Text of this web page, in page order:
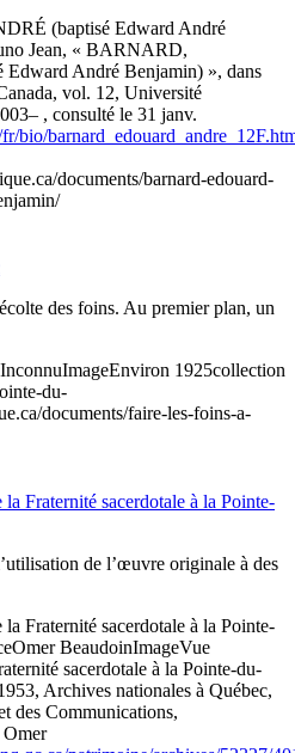
(baptisé Edward André
Jean, « BARNARD,
André Benjamin) », dans
vol. 12, Université
, consulté le 31 janv.
bio/
documents/barnard-edouard-
des foins. Au premier plan, un
InconnuImageEnviron 1925collection
du-
documents/faire-les-foins-a-
Fraternité sacerdotale à la Pointe-
de l’œuvre originale à des
Fraternité sacerdotale à la Pointe-
Omer BeaudoinImageVue
sacerdotale à la Pointe-du-
Archives nationales à Québec,
des Communications,